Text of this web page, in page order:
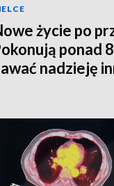
życie po
ponad
nadzieję